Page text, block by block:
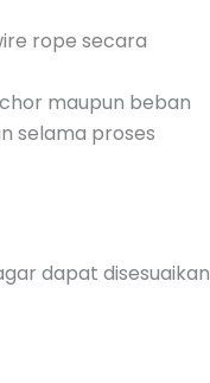
rope secara
maupun beban
selama proses
dapat disesuaikan